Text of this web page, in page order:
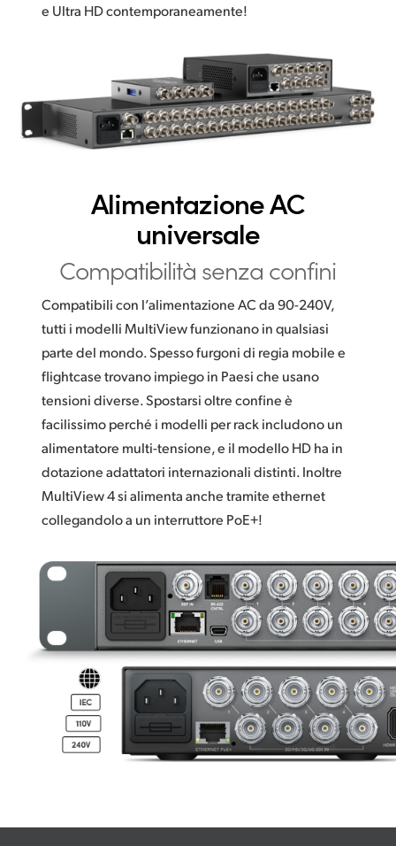
e Ultra HD contemporaneamente!
AlimentazioneAC
universale
Compatibilità senza confini
Compatibili con l’alimentazione AC da 90-240V,
tutti i modelli MultiView funzionano in qualsiasi
parte del mondo. Spesso furgoni di regia mobile e
flightcase trovano impiego in Paesi che usano
tensioni diverse. Spostarsi oltre confine è
facilissimo perché i modelli per rack includono un
alimentatore multi-tensione, e il modello HD ha in
dotazione adattatori internazionali distinti. Inoltre
MultiView 4 si alimenta anche tramite ethernet
collegandolo a un interruttore PoE+!